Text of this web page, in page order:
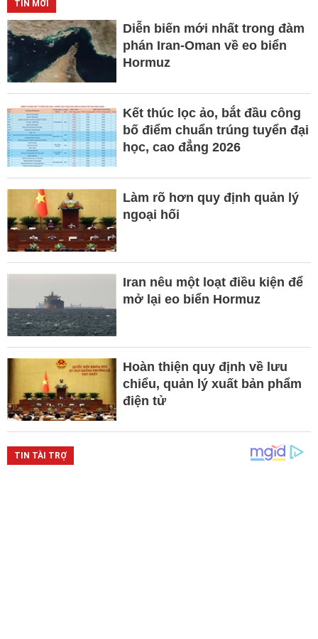
TIN MỚI
Diễn biến mới nhất trong đàm
phán Iran-Oman về eo biển
Hormuz
Kết thúc lọc ảo, bắt đầu công
bố điểm chuẩn trúng tuyển đại
học, cao đẳng 2026
Làm rõ hơn quy định quản lý
ngoại hối
Iran nêu một loạt điều kiện để
mở lại eo biển Hormuz
Hoàn thiện quy định về lưu
chiểu, quản lý xuất bản phẩm
điện tử